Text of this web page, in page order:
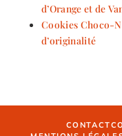
d’Orange et de
Cookies Choco-
d’originalité
CONTACT